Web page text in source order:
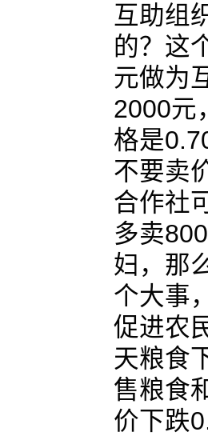
互助组
的？这
元做为
2000元
格是
不要卖
合作社
多卖
妇，那
个大事
促进农
天粮食
售粮食
价下跌